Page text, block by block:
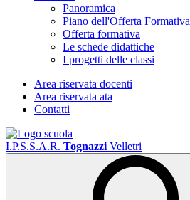
Panoramica
Piano dell'Offerta Formativa
Offerta formativa
Le schede didattiche
I progetti delle classi
Area riservata docenti
Area riservata ata
Contatti
I.P.S.S.A.R. Tognazzi Velletri